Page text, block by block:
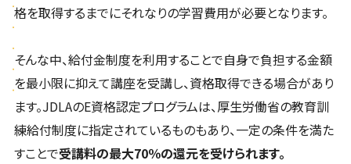
格を取得するまでにそれなりの学習費用が必要となります。
そんな中、給付金制度を利用することで自身で負担する金額
を最小限に抑えて講座を受講し、資格取得できる場合があり
ます。JDLAのE資格認定プログラムは、厚生労働省の教育訓
練給付制度に指定されているものもあり、一定の条件を満た
すことで受講料の最大70％の還元を受けられます。